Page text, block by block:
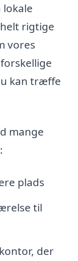
rigtige
vores
kan træffe
mange
plads
til
der